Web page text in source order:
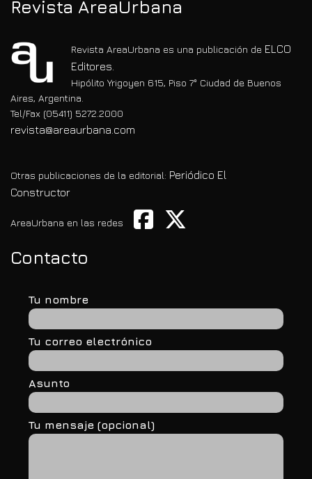
Revista AreaUrbana
Revista AreaUrbana es una publicación de ELCO
Editores.
Hipólito Yrigoyen 615, Piso 7° Ciudad de Buenos
Aires, Argentina.
Tel/Fax (05411) 5272.2000
revista@areaurbana.com
Otras publicaciones de la editorial: Periódico El
Constructor
AreaUrbana en las redes
Contacto
Tu nombre
Tu correo electrónico
Asunto
Tu mensaje (opcional)